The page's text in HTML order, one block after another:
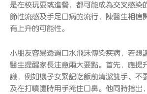
是在校玩耍或進餐，都可能成為交叉感染
節性流感及手足口病的流行，陳醫生相信
有上升的可能性。
小朋友容易透過口水飛沫傳染疾病，若想
醫生提醒家長注意兩大要點。首先，應提
識，例如讓子女緊記吃飯前清潔雙手、不
及在打噴嚏時用手掩住口鼻。他同時指出